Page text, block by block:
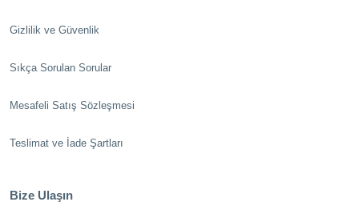
Gizlilik ve Güvenlik
Sıkça Sorulan Sorular
Mesafeli Satış Sözleşmesi
Teslimat ve İade Şartları
Bize Ulaşın